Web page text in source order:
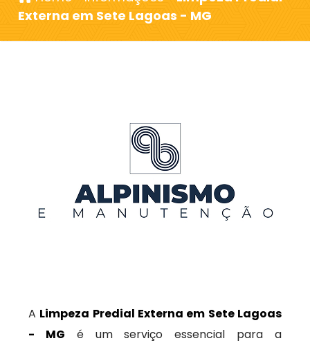
Externa em Sete Lagoas - MG
A Limpeza Predial Externa em Sete Lagoas
- MG é um serviço essencial para a